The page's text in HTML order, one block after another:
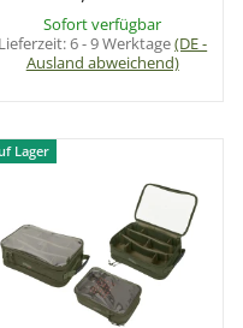
Sofort verfügbar
Lieferzeit:6 - 9 Werktage(DE -
Ausland abweichend)
Lager